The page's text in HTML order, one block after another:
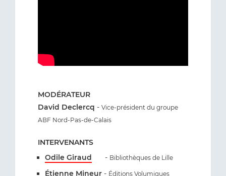
MODÉRATEUR
David Declercq - Vice-président du groupe
ABF Nord-Pas-de-Calais
INTERVENANTS
Odile Giraud
- Bibliothèques de Lille
Étienne Mineur - Éditions Volumiques